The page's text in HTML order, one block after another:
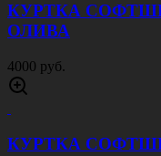
КУРТКА
ОЛИВА
4000 руб.
КУРТКА